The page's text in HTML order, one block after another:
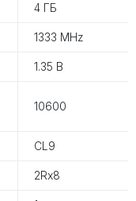
4 ГБ
1333 MHz
1.35 В
10600
CL9
2Rx8